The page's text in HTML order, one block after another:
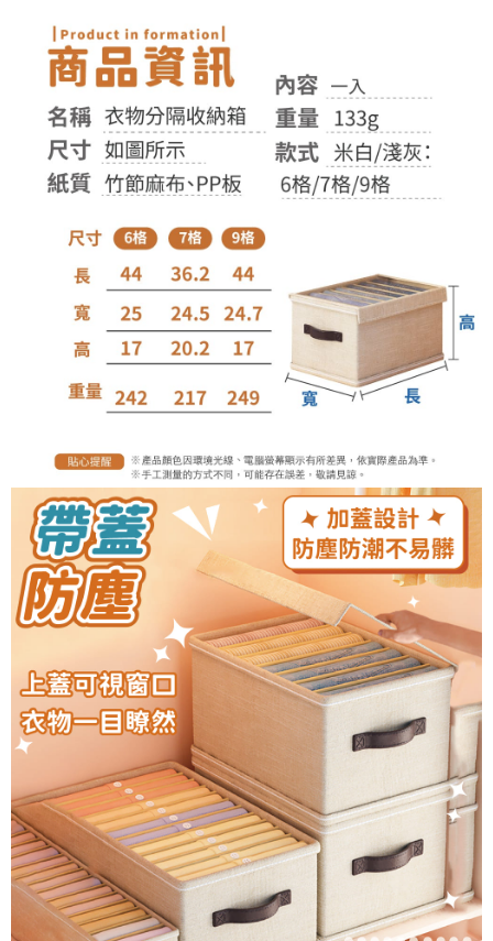
３．收到繳費通知簡訊後14天內，點擊此簡訊中的連結，可透過四大超商／
ATM／網路銀行／等多元方式進行付款，方視為交易完成。
※ 請注意：結帳手續完成當下不需立刻繳費，但若您需要取消訂單，請聯絡
購買商品的店家。未經商家同意取消之訂單仍視為有效，需透過AFTEE先享
※ 交易是否成功請以「AFTEE先享後付 」之結帳頁面顯示為準，若有關於
是否繳費成功／繳費後需取消欲退款等相關疑問，請聯繫「AFTEE先享後付
客戶支援中心」https://netprotections.freshdesk.com/support/home
【注意事項】
易，需依本服務之必要範圍內提供個人資料，並將交易相關給付款項請求債
２．關於個人資料處理事宜，請瀏覽以下網址：
３．未成年的使用者請事先徵得法定代理人或監護人之同意方可使用
「AFTEE先享後付」，若未經同意申辦者引起之損失，本公司不負相關責
４．使用「AFTEE先享後付」時，將依據個別帳號之用戶狀況，依本公司即
時審查核予不同之上限額度；若仍有額度不足之情形，本公司將視審查結果
請求用戶進行身份認證。
恩沛科技股份有限公司將有權停止該用戶之使用額度並採取法律行動。
7-11取貨付款
每筆NT$60，滿NT$399(含以上)免運費
付款後7-11取貨
每筆NT$60，滿NT$399(含以上)免運費
宅配